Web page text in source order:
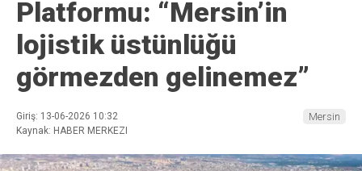
Platformu: “Mersin’in
lojistik üstünlüğü
görmezden gelinemez”
Giriş: 13-06-2026 10:32
Kaynak: HABER MERKEZI
Mersin